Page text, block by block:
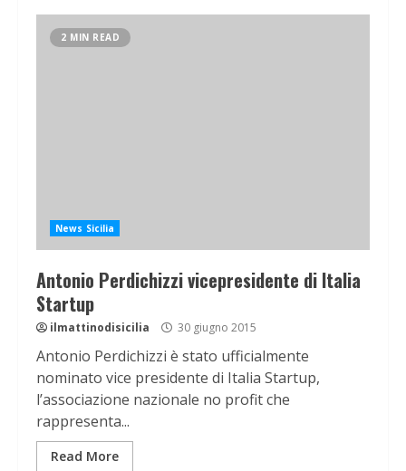
2 MIN READ
News Sicilia
Antonio Perdichizzi vicepresidente di Italia
Startup
ilmattinodisicilia 30 giugno 2015
Antonio Perdichizzi è stato ufficialmente
nominato vice presidente di Italia Startup,
l’associazione nazionale no profit che
rappresenta...
Read More